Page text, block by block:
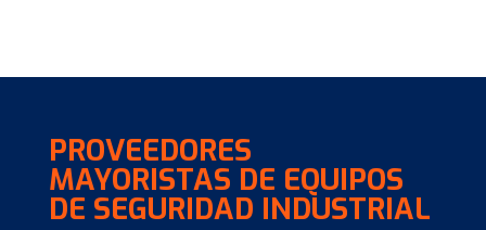
PROVEEDORES
MAYORISTAS DE EQUIPOS
DE SEGURIDAD INDUSTRIAL